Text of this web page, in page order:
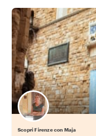
Scopri Firenze con Maja